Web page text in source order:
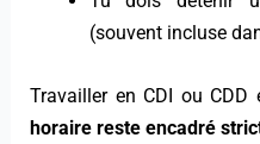
(souvent incluse
Travailler en CDI ou CDD
horaire reste encadré